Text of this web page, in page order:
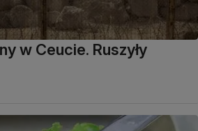
w Ceucie. Ruszyły